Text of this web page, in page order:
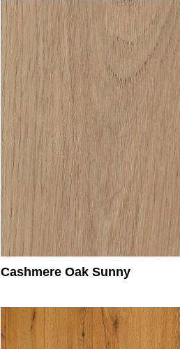
Cashmere Oak Sunny